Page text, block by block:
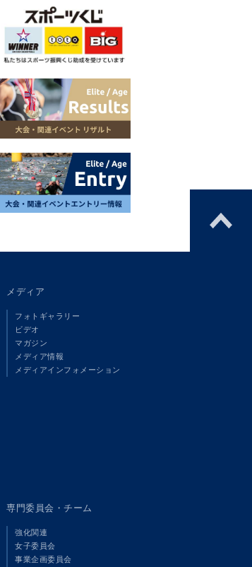
メディア
フォトギャラリー
ビデオ
マガジン
メディア情報
メディアインフォメーション
専門委員会・チーム
強化関連
女子委員会
事業企画委員会